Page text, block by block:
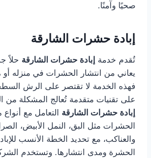
صحيًا وآمنًا.
إبادة حشرات الشارقة
تُقدم خدمة إبادة حشرات الشارقة حلاً
يعاني من انتشار الحشرات في منزله
فهذه الخدمة لا تقتصر على الرش
على تقنيات متقدمة تُعالج المشكلة من
إبادة حشرات الشارقة التعامل مع
الحشرات مثل البق، النمل الأبيض،
والعناكب، مع تحديد الخطة الأنسب
الحشرة ومدى انتشارها. وتستخدم